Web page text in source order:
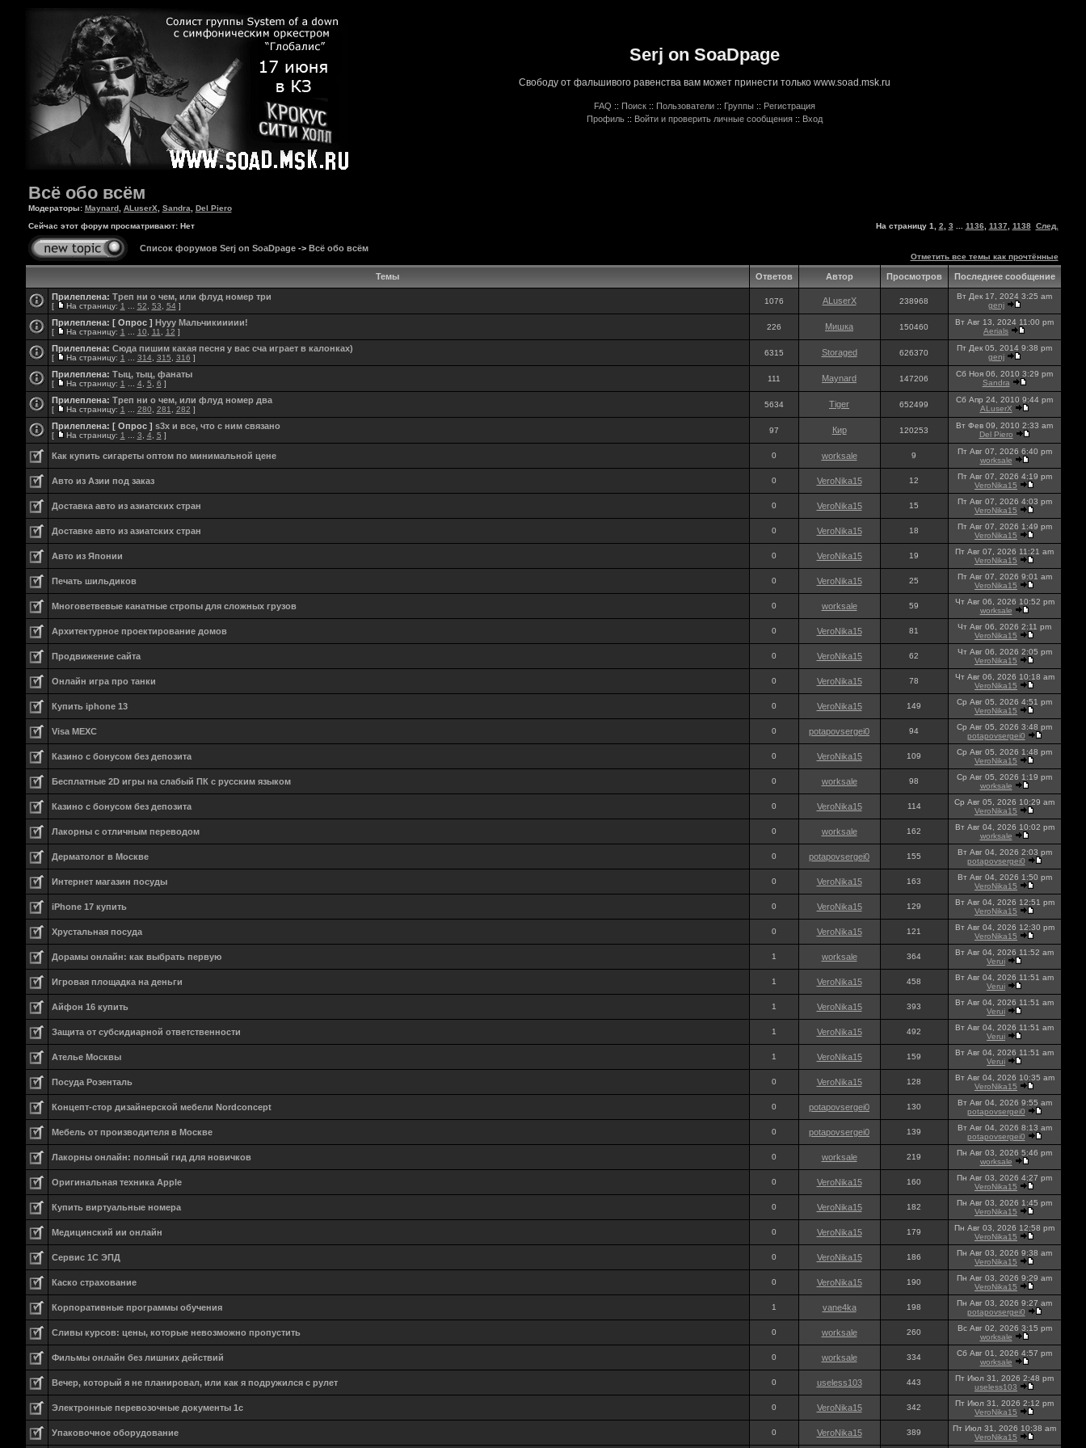
Serj on SoaDpage
Свободу от фальшивого равенства вам может принести только www.soad.msk.ru
FAQ :: Поиск :: Пользователи :: Группы :: Регистрация
Профиль :: Войти и проверить личные сообщения :: Вход
Всё обо всём
Модераторы: Maynard, ALuserX Sandra
Del Piero
Сейчас этот форум просматривают: Нет
На страницу 1 2 3 1136 1137 1138 След.
Список форумов Serj on SoaDpage-> Всё обо всём
Отметить все темы как прочтённые
Темы Ответов Автор Просмотров Последнее сообщение
Прилеплена: Треп ни о чем, или флуд номер три
[ На страницу: 1 52 53 54 ]
1076 ALuserX 238968
Вт Дек 17, 2024 3:25 am
genj
Прилеплена: [ Опрос ] Нууу Мальчикиииии!
[ На страницу: 1 10 11 12 ]
226 Мишка 150460
Вт Авг 13, 2024 11:00 pm
Aerials
Прилеплена: Сюда пишим какая песня у вас сча играет в калонках)
[ На страницу: 1 314 315 316 ]
6315 Storaged 626370
Пт Дек 05, 2014 9:38 pm
genj
Прилеплена: Тыц, тыц, фанаты
[ На страницу: 1 4 5 6 ]
111 Maynard 147206
Сб Ноя 06, 2010 3:29 pm
Sandra
Прилеплена: Треп ни о чем, или флуд номер два
[ На страницу: 1 280 281 282 ]
5634 Tiger 652499
Сб Апр 24, 2010 9:44 pm
ALuserX
Прилеплена: [ Опрос ] s3x и все, что с ним связано
[ На страницу: 1 3 4 5 ]
97 Кир 120253
Вт Фев 09, 2010 2:33 am
Del Piero
Как купить сигареты оптом по минимальной цене 0 worksale 9
Пт Авг 07, 2026 6:40 pm
worksale
Авто из Азии под заказ 0 VeroNika15 12
Пт Авг 07, 2026 4:19 pm
VeroNika15
Доставка авто из азиатских стран 0 VeroNika15 15
Пт Авг 07, 2026 4:03 pm
VeroNika15
Доставке авто из азиатских стран 0 VeroNika15 18
Пт Авг 07, 2026 1:49 pm
VeroNika15
Авто из Японии 0 VeroNika15 19
Пт Авг 07, 2026 11:21 am
VeroNika15
Печать шильдиков 0 VeroNika15 25
Пт Авг 07, 2026 9:01 am
VeroNika15
Многоветвевые канатные стропы для сложных грузов 0 worksale 59
Чт Авг 06, 2026 10:52 pm
worksale
Aрхитектурное проектирование домов 0 VeroNika15 81
Чт Авг 06, 2026 2:11 pm
VeroNika15
Продвижение сайта 0 VeroNika15 62
Чт Авг 06, 2026 2:05 pm
VeroNika15
Онлайн игра про танки 0 VeroNika15 78
Чт Авг 06, 2026 10:18 am
VeroNika15
Купить iphone 13 0 VeroNika15 149
Ср Авг 05, 2026 4:51 pm
VeroNika15
Visa MEXC 0 potapovsergei0 94
Ср Авг 05, 2026 3:48 pm
potapovsergei0
Казино с бонусом без депозита 0 VeroNika15 109
Ср Авг 05, 2026 1:48 pm
VeroNika15
Бесплатные 2D игры на слабый ПК с русским языком 0 worksale 98
Ср Авг 05, 2026 1:19 pm
worksale
Казино с бонусом без депозита 0 VeroNika15 114
Ср Авг 05, 2026 10:29 am
VeroNika15
Лакорны с отличным переводом 0 worksale 162
Вт Авг 04, 2026 10:02 pm
worksale
Дерматолог в Москве 0 potapovsergei0 155
Вт Авг 04, 2026 2:03 pm
potapovsergei0
Интернет магазин посуды 0 VeroNika15 163
Вт Авг 04, 2026 1:50 pm
VeroNika15
iPhone 17 купить 0 VeroNika15 129
Вт Авг 04, 2026 12:51 pm
VeroNika15
Хрустальная посуда 0 VeroNika15 121
Вт Авг 04, 2026 12:30 pm
VeroNika15
Дорамы онлайн: как выбрать первую 1 worksale 364
Вт Авг 04, 2026 11:52 am
Verui
Игровая площадка на деньги 1 VeroNika15 458
Вт Авг 04, 2026 11:51 am
Verui
Айфон 16 купить 1 VeroNika15 393
Вт Авг 04, 2026 11:51 am
Verui
Защита от субсидиарной ответственности 1 VeroNika15 492
Вт Авг 04, 2026 11:51 am
Verui
Ателье Москвы 1 VeroNika15 159
Вт Авг 04, 2026 11:51 am
Verui
Посуда Розенталь 0 VeroNika15 128
Вт Авг 04, 2026 10:35 am
VeroNika15
Концепт-стор дизайнерской мебели Nordconcept 0 potapovsergei0 130
Вт Авг 04, 2026 9:55 am
potapovsergei0
Мебель от производителя в Москве 0 potapovsergei0 139
Вт Авг 04, 2026 8:13 am
potapovsergei0
Лакорны онлайн: полный гид для новичков 0 worksale 219
Пн Авг 03, 2026 5:46 pm
worksale
Оригинальная техника Apple 0 VeroNika15 160
Пн Авг 03, 2026 4:27 pm
VeroNika15
Купить виртуальные номера 0 VeroNika15 182
Пн Авг 03, 2026 1:45 pm
VeroNika15
Медицинский ии онлайн 0 VeroNika15 179
Пн Авг 03, 2026 12:58 pm
VeroNika15
Сервис 1С ЭПД 0 VeroNika15 186
Пн Авг 03, 2026 9:38 am
VeroNika15
Каско страхование 0 VeroNika15 190
Пн Авг 03, 2026 9:29 am
VeroNika15
Корпоративные программы обучения 1 vane4ka 198
Пн Авг 03, 2026 9:27 am
potapovsergei0
Сливы курсов: цены, которые невозможно пропустить 0 worksale 260
Вс Авг 02, 2026 3:15 pm
worksale
Фильмы онлайн без лишних действий 0 worksale 334
Сб Авг 01, 2026 4:57 pm
worksale
Вечер, который я не планировал, или как я подружился с рулет 0 useless103 443
Пт Июл 31, 2026 2:48 pm
useless103
Электронные перевозочные документы 1с 0 VeroNika15 342
Пт Июл 31, 2026 2:12 pm
VeroNika15
Упаковочное оборудование 0 VeroNika15 389
Пт Июл 31, 2026 10:38 am
VeroNika15